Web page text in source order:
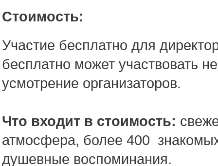
Стоимость:
Участие бесплатно для
бесплатно может участвовать
усмотрение организаторов.
Что входит в стоимость:
атмосфера, более 400
душевные воспоминания.